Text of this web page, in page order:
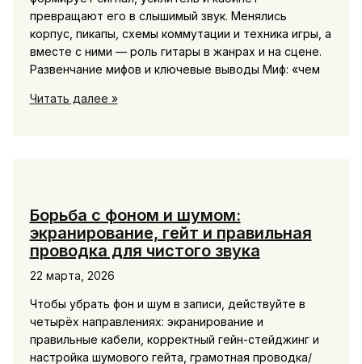
превращают его в слышимый звук. Менялись
корпус, пикапы, схемы коммутации и техника игры, а
вместе с ними — роль гитары в жанрах и на сцене.
Развенчание мифов и ключевые выводы Миф: «чем
Эволюция
роль
в
музыке
Читать далее »
Борьба с фоном и шумом:
экранирование, гейт и правильная
проводка для чистого звука
22 марта, 2026
Чтобы убрать фон и шум в записи, действуйте в
четырёх направлениях: экранирование и
правильные кабели, корректный гейн-стейджинг и
настройка шумового гейта, грамотная проводка/